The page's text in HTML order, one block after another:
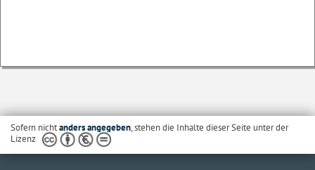
Sofern nichtanders angegeben, stehen die Inhalte dieser Seite unter der
Lizenz